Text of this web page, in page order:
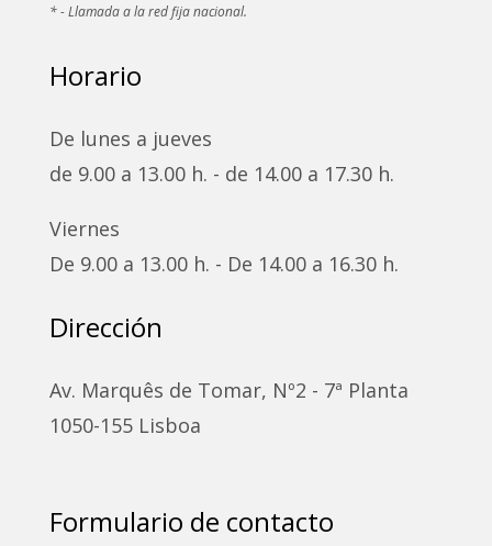
* - Llamada a la red fija nacional.
Horario
De lunes a jueves
de 9.00 a 13.00 h. - de 14.00 a 17.30 h.
Viernes
De 9.00 a 13.00 h. - De 14.00 a 16.30 h.
Dirección
Av. Marquês de Tomar, Nº2 - 7ª Planta
1050-155 Lisboa
Formulario de contacto